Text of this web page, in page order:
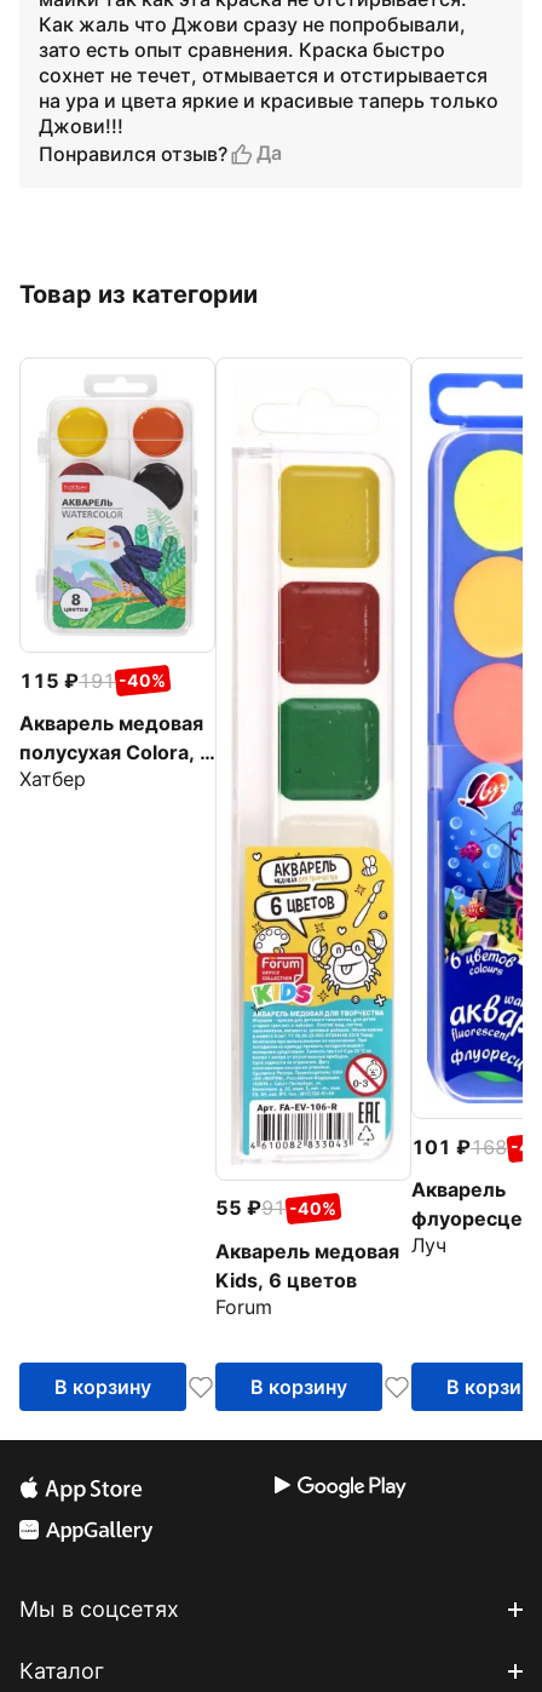
Как жаль что Джови сразу не попробывали,
зато есть опыт сравнения. Краска быстро
сохнет не течет, отмывается и отстирывается
на ура и цвета яркие и красивые таперь только
Джови!!!
Понравился отзыв?
Да
Товар из категории
115 191 -40%
Акварель медовая
полусухая Colora, 8
цветов
Хатбер
В корзину
55 91 -40%
Акварель медовая
Kids, 6 цветов
Forum
В корзину
101 168 -
Акварель
Фантазия, 6
Луч
В корзину
Мы в соцсетях
Каталог